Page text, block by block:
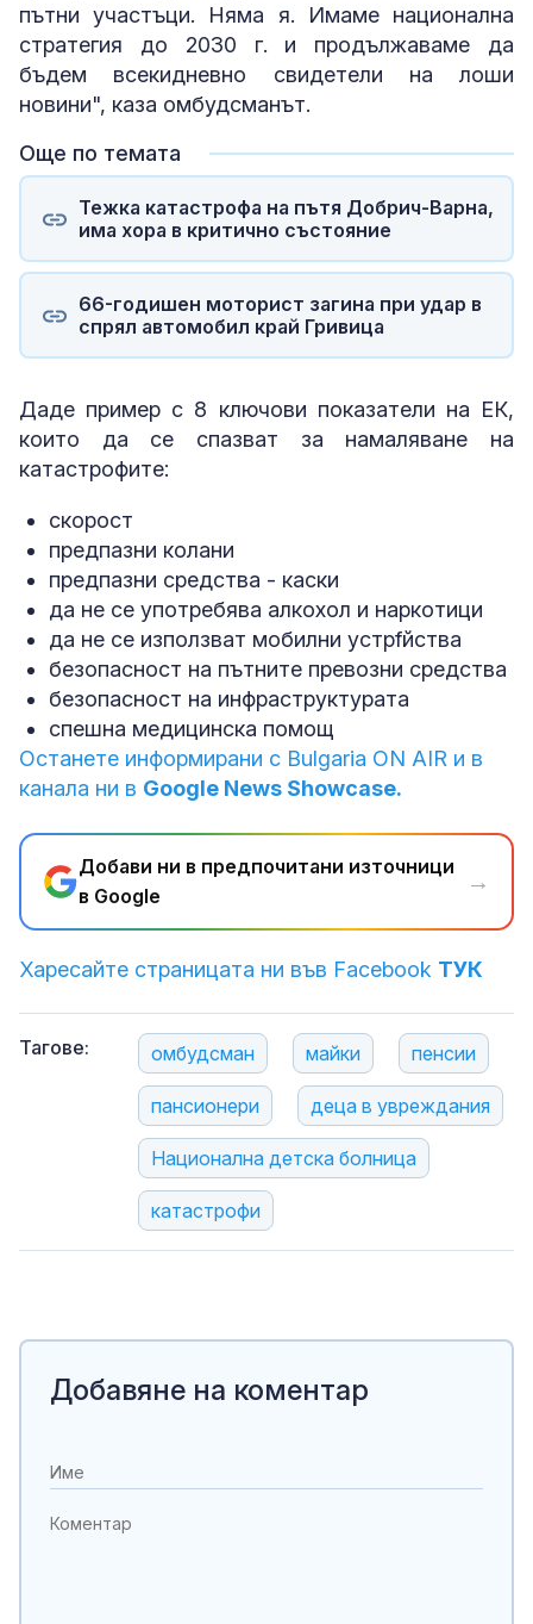
пътни участъци. Няма я. Имаме национална
стратегия до 2030 г. и продължаваме да
бъдем всекидневно свидетели на лоши
новини", каза омбудсманът.
Още по темата
Тежка катастрофа на пътя Добрич-Варна,
има хора в критично състояние
66-годишен моторист загина при удар в
спрял автомобил край Гривица
Даде пример с 8 ключови показатели на ЕК,
които да се спазват за намаляване на
катастрофите:
скорост
предпазни колани
предпазни средства - каски
да не се употребява алкохол и наркотици
да не се използват мобилни устрfйства
безопасност на пътните превозни средства
безопасност на инфраструктурата
спешна медицинска помощ
Останете информирани с Bulgaria ON AIR и в
канала ни в Google News Showcase.
Добави ни в предпочитани източници
в Google
→
Харесайте страницата ни във Facebook ТУК
Тагове: омбудсман майки пенсии
пансионери деца в увреждания
Национална детска болница
катастрофи
Добавяне на коментар